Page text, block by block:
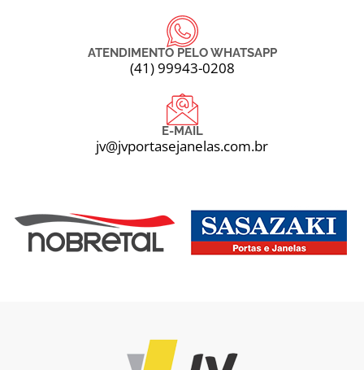
ATENDIMENTO PELO WHATSAPP
(41) 99943-0208
E-MAIL
jv@jvportasejanelas.com.br